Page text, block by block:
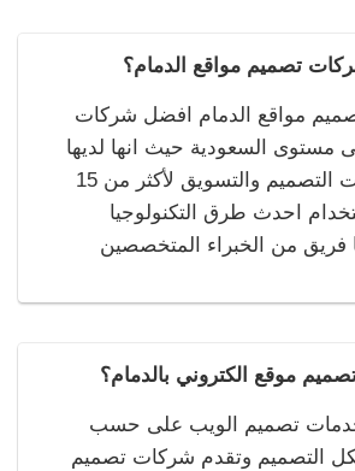
تصميم مواقع الدمام؟
مواقع الدمام افضل شركات
السعودية حيث انها لديها
خبرة في مجالات التصميم والتسويق لأكثر من 15
احدث طرق التكنولوجيا
فريق من الخبراء المتخصصين
موقع الكتروني بالدمام؟
تصميم الويب على حسب
التصميم وتقدم شركات تصميم